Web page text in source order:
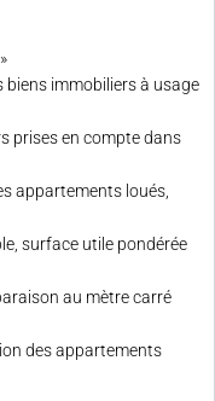
biens immobiliers à usage
prises en compte dans
appartements loués,
surface utile pondérée
au mètre carré
des appartements